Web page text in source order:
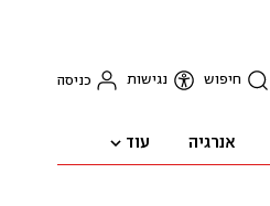
חיפוש נגישות כניסה
אנרגיה עוד